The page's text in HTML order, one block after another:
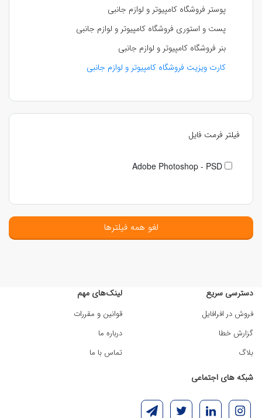
پوستر فروشگاه کامپیوتر و لوازم جانبی
پست و استوری فروشگاه کامپیوتر و لوازم جانبی
بنر فروشگاه کامپیوتر و لوازم جانبی
کارت ویزیت فروشگاه کامپیوتر و لوازم جانبی
فیلتر فرمت فایل
Adobe Photoshop - PSD
لغو همه فیلترها
دسترسی سریع
فروش در افرافایل
گزارش خطا
بلاگ
لینک‌های مهم
قوانین و مقررات
درباره ما
تماس با ما
شبکه های اجتماعی